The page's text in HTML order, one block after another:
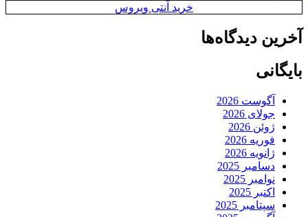
خرید آنتی ویروس
آخرین دیدگاه‌ها
بایگانی
آگوست 2026
جولای 2026
ژوئن 2026
فوریه 2026
ژانویه 2026
دسامبر 2025
نوامبر 2025
اکتبر 2025
سپتامبر 2025